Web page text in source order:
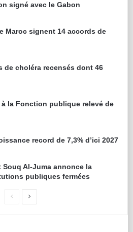
signé avec le Gabon
Maroc signent 14 accords de
de choléra recensés dont 46
à la Fonction publique relevé de
record de 7,3% d’ici 2027
Al-Juma annonce la
publiques fermées